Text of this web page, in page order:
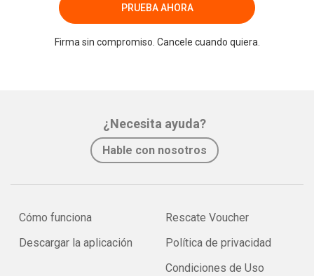
PRUEBA AHORA
Firma sin compromiso. Cancele cuando quiera.
¿Necesita ayuda?
Hable con nosotros
Cómo funciona
Descargar la aplicación
Rescate Voucher
Política de privacidad
Condiciones de Uso